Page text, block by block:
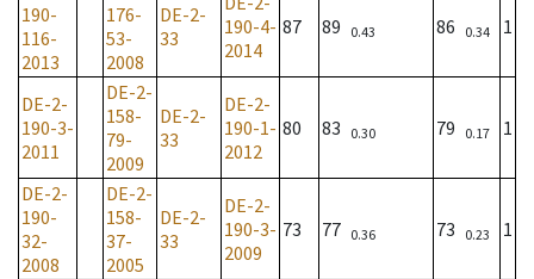
190-
116-
2013
176-
53-
2008
DE-2-
33
190-4-
2014
87 89 0.43 86 0.34 1
DE-2-
190-3-
2011
DE-2-
158-
79-
2009
DE-2-
33
DE-2-
190-1-
2012
80 83 0.30 79 0.17 1
DE-2-
190-
32-
2008
DE-2-
158-
37-
2005
DE-2-
33
DE-2-
190-3-
2009
73 77 0.36 73 0.23 1